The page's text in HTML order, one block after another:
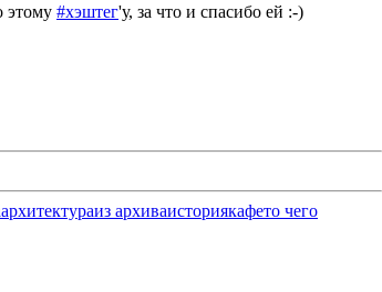
этому #хэштег'у, за что и спасибо ей :-)
архитектураиз архиваисториякафето чего